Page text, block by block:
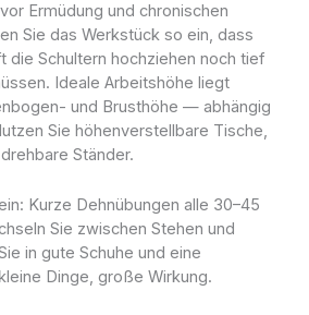
Ermüdung und chronischen
Sie das Werkstück so ein, dass
die Schultern hochziehen noch tief
Ideale Arbeitshöhe liegt
und Brusthöhe — abhängig
Sie höhenverstellbare Tische,
Ständer.
Kurze Dehnübungen alle 30–45
Sie zwischen Stehen und
in gute Schuhe und eine
Dinge, große Wirkung.